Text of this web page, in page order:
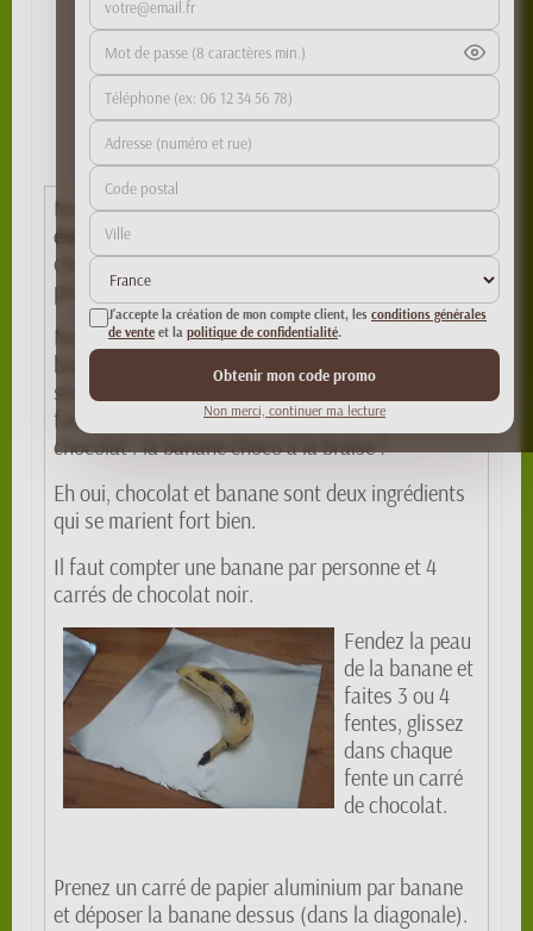
la braise : un vrai
régal facile à faire
By yllen
Nos bûches de bois compressé (ou notre bois
énergie)
chauffer mais aussi de réaliser de bons petits
plats et même des desserts.
Nous vous avons déjà présenté la pizza au feu de
bois avec nos bûches de bois compressées et les
shamallows grillés, voici maintenant une recette
facile à faire qui enchantera les amateurs de
chocolat : la banane choco à la braise !
Eh oui, chocolat et banane sont deux ingrédients
qui se marient fort bien.
Il faut compter une banane par personne et 4
carrés de chocolat noir.
Fendez la peau
de la banane et
faites 3 ou 4
fentes, glissez
dans chaque
fente un carré
de chocolat.
Prenez un carré de papier aluminium par banane
et déposer la banane dessus (dans la diagonale).
J'accepte la création de mon compte client, les conditions générales
de vente et la politique de confidentialité.
Obtenir mon code promo
Non merci, continuer ma lecture